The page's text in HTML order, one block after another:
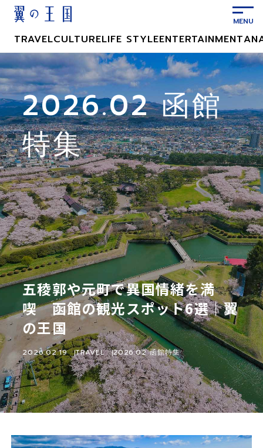
ン
テ
ン
ツ
に
ス
キ
ッ
プ
TRAVELCULTURELIFE STYLEENTERTAINMENT
2026.02 函館
特集
五稜郭や元町で異国情緒を満
喫 函館の観光スポット6選｜翼
の王国
2026.02.19 TRAVEL 2026.02 函館特集